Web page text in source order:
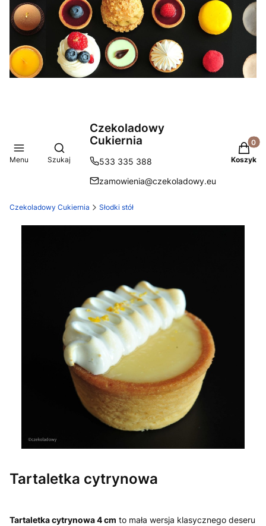
Menu
Otwórz wyszukiwarkę
Szukaj
Czekoladowy
Cukiernia
533 335 388
zamowienia@czekoladowy.eu
Koszyk
Czekoladowy Cukiernia Słodki stół
Tartaletka cytrynowa
Tartaletka cytrynowa 4 cm to mała wersja klasycznego deseru